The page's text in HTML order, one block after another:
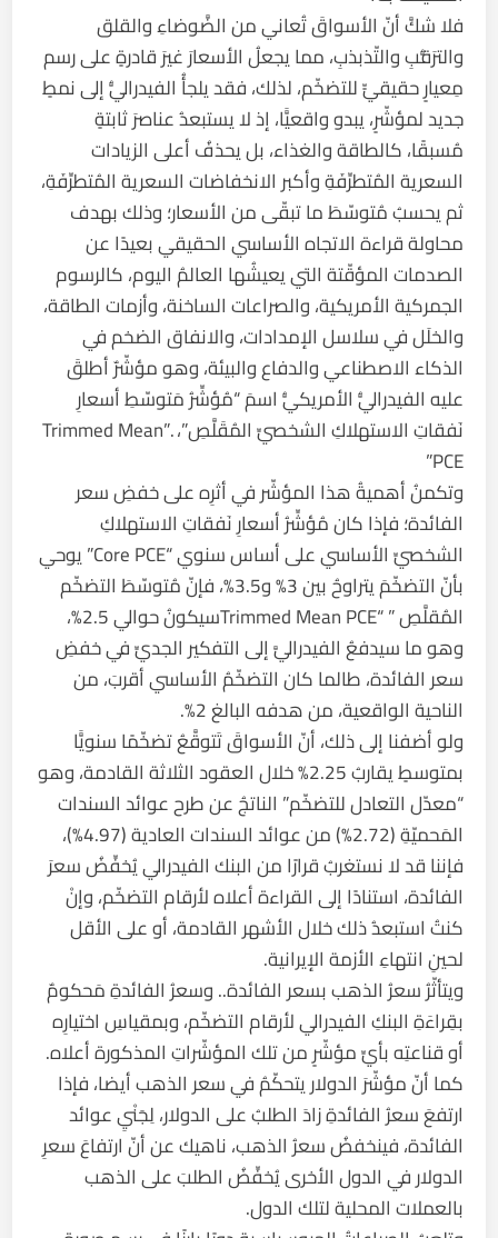
فلا شكَّ أنّ الأسواقَ تُعاني من الضَّوضاءِ والقلق
والترَقُّبِ والتّذبذبِ، مما يجعلُ الأسعارَ غيرَ قادرةٍ على رسم
مِعيارٍ حقيقيٍّ للتضخّم، لذلك، فقد يلجأُ الفيدراليُّ إلى نمطٍ
جديد لمؤشّرٍ، يبدو واقعيًّا، إذ لا يستبعدُ عناصرَ ثابتةٍ
مُسبقًا، كالطاقة والغذاء، بل يحذفُ أعلى الزيادات
السعرية المُتطرِّفَةِ وأكبر الانخفاضات السعرية المُتطرِّفَةِ،
ثم يحسبُ مُتوسّطَ ما تبقّى من الأسعار؛ وذلك بهدف
محاولة قراءة الاتجاه الأساسي الحقيقي بعيدًا عن
الصدمات المؤقّتة التي يعيشُها العالمُ اليوم، كالرسوم
الجمركية الأمريكية، والصراعات الساخنة، وأزمات الطاقة،
والخلَل في سلاسل الإمدادات، والانفاق الضخم في
الذكاء الاصطناعي والدفاع والبيئة، وهو مؤشّرٌ أطلقَ
عليه الفيدراليُّ الأمريكيُّ اسمَ “مُؤشِّرُ مَتوسّطِ أسعارِ
نَفقاتِ الاستهلاكِ الشخصيِّ المُقَلَّصِ”، .”Trimmed Mean
PCE”
وتكمنُ أهميةُ هذا المؤشّر في أثرِه على خفضِ سعر
الفائدة؛ فإذا كان مُؤشِّرُ أسعارِ نَفقاتِ الاستهلاكِ
الشخصيِّ الأساسي على أساس سنوي “Core PCE” يوحي
بأنّ التضخّمَ يتراوحُ بين 3% و3.5%، فإنّ مُتوسّطَ التضخّم
المُقلَّصِ ” “Trimmed Mean PCEسيكونُ حوالي 2.5%،
وهو ما سيدفعُ الفيدراليَّ إلى التفكير الجديِّ في خفضِ
سعر الفائدة، طالما كان التضخّمُ الأساسي أقربَ، من
الناحية الواقعية، من هدفه البالغ 2%.
ولو أضفنا إلى ذلك، أنّ الأسواقَ تَتوقَّعُ تضخّمًا سنويًّا
بمتوسطٍ يقاربُ 2.25% خلال العقود الثلاثة القادمة، وهو
“معدّل التعادل للتضخّم” الناتجُ عن طرح عوائد السندات
المَحميّةِ (2.72%) من عوائد السندات العادية (4.97%)،
فإننا قد لا نستغربُ قرارًا من البنك الفيدرالي يُخفِّضُ سعرَ
الفائدة، استنادًا إلى القراءة أعلاه لأرقام التضخّم، وإنْ
كنتُ استبعدُ ذلك خلال الأشهر القادمة، أو على الأقل
لحينِ انتهاءِ الأزمة الإيرانية.
ويتأثّرُ سعرُ الذهب بسعر الفائدة.. وسعرُ الفائدةِ مَحكومٌ
بقِراءَةِ البنكِ الفيدرالي لأرقام التضخّم، وبمقياسِ اختيارِه
أو قناعتِه بأيِّ مؤشّرٍ من تلك المؤشّراتِ المذكورة أعلاه.
كما أنّ مؤشّرَ الدولار يتحكّمُ في سعر الذهب أيضا، فإذا
ارتفعَ سعرُ الفائدةِ زادَ الطلبُ على الدولار، لِجَنْيِ عوائد
الفائدة، فينخفضُ سعرُ الذهب، ناهيك عن أنّ ارتفاعَ سعرِ
الدولار في الدول الأخرى يُخفِّضُ الطلبَ على الذهب
بالعملات المحلية لتلك الدول.